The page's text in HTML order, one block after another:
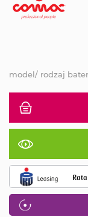
model/ rodzaj